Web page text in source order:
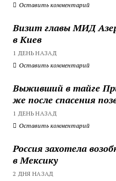
Оставить комментарий
Визит главы МИД
в Киев
1 ДЕНЬ НАЗАД
Оставить комментарий
Выживший в тайге
же после спасения
1 ДЕНЬ НАЗАД
Оставить комментарий
Россия захотела
в Мексику
2 ДНЯ НАЗАД